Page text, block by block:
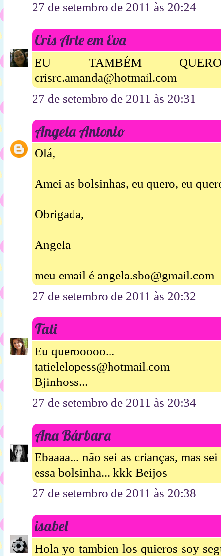
27 de setembro de 2011 às 20:24
Cris Arte em Eva
EU TAMBÉM QUERO
crisrc.amanda@hotmail.com
27 de setembro de 2011 às 20:31
Angela Antonio
Olá,
Amei as bolsinhas, eu quero, eu
Obrigada,
Angela
meu email é angela.sbo@gmail.com
27 de setembro de 2011 às 20:32
Tati
Eu querooooo...
tatielelopess@hotmail.com
Bjinhoss...
27 de setembro de 2011 às 20:34
Ana Bárbara
Ebaaaa... não sei as crianças, mas
essa bolsinha... kkk Beijos
27 de setembro de 2011 às 20:38
isabel
Hola yo tambien los quieros soy